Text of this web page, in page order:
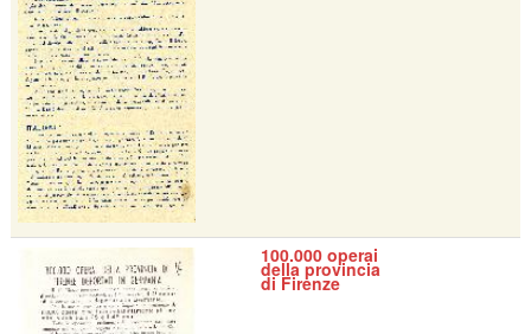
100.000 operai
della provincia
di Firenze